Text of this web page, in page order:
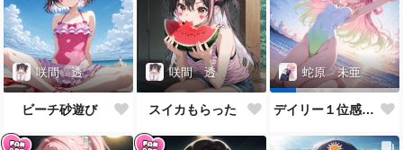
咲間 透
ビーチ砂遊び
咲間 透
スイカもらった
蛇原 未亜
デイリー１位感謝と勝利の喜び